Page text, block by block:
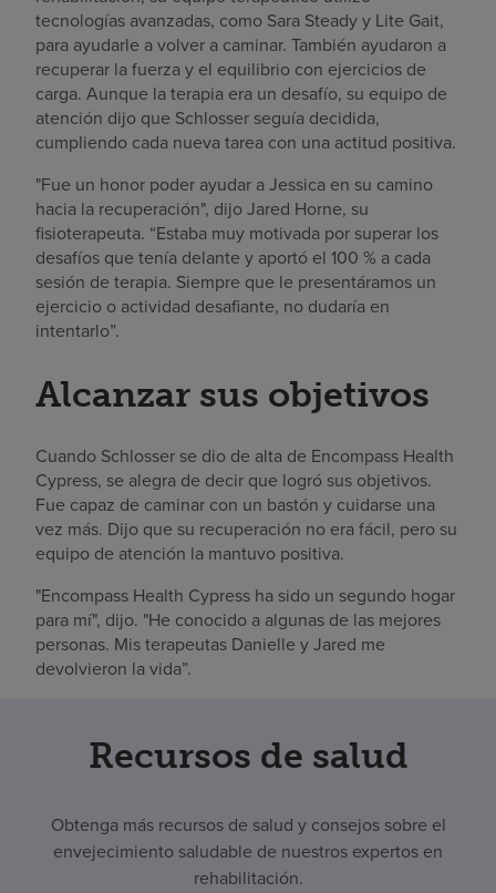
tecnologías avanzadas, como Sara Steady y Lite Gait,
para ayudarle a volver a caminar. También ayudaron a
recuperar la fuerza y el equilibrio con ejercicios de
carga. Aunque la terapia era un desafío, su equipo de
atención dijo que Schlosser seguía decidida,
cumpliendo cada nueva tarea con una actitud positiva.
"Fue un honor poder ayudar a Jessica en su camino
hacia la recuperación", dijo Jared Horne, su
fisioterapeuta. “Estaba muy motivada por superar los
desafíos que tenía delante y aportó el 100 % a cada
sesión de terapia. Siempre que le presentáramos un
ejercicio o actividad desafiante, no dudaría en
intentarlo”.
Alcanzar sus objetivos
Cuando Schlosser se dio de alta de Encompass Health
Cypress, se alegra de decir que logró sus objetivos.
Fue capaz de caminar con un bastón y cuidarse una
vez más. Dijo que su recuperación no era fácil, pero su
equipo de atención la mantuvo positiva.
"Encompass Health Cypress ha sido un segundo hogar
para mí", dijo. "He conocido a algunas de las mejores
personas. Mis terapeutas Danielle y Jared me
devolvieron la vida”.
Recursos de salud
Obtenga más recursos de salud y consejos sobre el
envejecimiento saludable de nuestros expertos en
rehabilitación.